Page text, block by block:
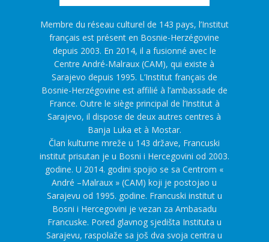
Membre du réseau culturel de 143 pays, l’Institut
français est présent en Bosnie-Herzégovine
depuis 2003. En 2014, il a fusionné avec le
Centre André-Malraux (CAM), qui existe à
Sarajevo depuis 1995. L’Institut français de
Bosnie-Herzégovine est affilié à l’ambassade de
France. Outre le siège principal de l’Institut à
Sarajevo, il dispose de deux autres centres à
Banja Luka et à Mostar.
Član kulturne mreže u 143 države, Francuski
institut prisutan je u Bosni i Hercegovini od 2003.
godine. U 2014. godini spojio se sa Centrom «
André –Malraux » (CAM) koji je postojao u
Sarajevu od 1995. godine. Francuski institut u
Bosni i Hercegovini je vezan za Ambasadu
Francuske. Pored glavnog sjedišta Instituta u
Sarajevu, raspolaže sa još dva svoja centra u